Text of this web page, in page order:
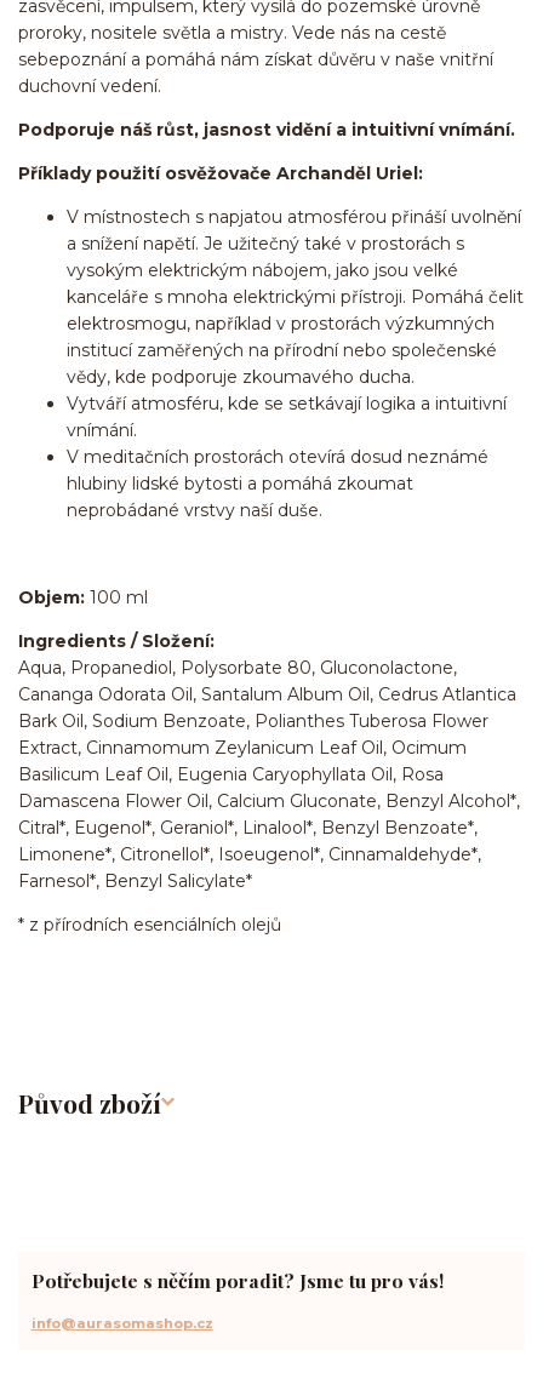
zasvěcení, impulsem, který vysílá do pozemské úrovně
proroky, nositele světla a mistry. Vede nás na cestě
sebepoznání a pomáhá nám získat důvěru v naše vnitřní
duchovní vedení.
Podporuje náš růst, jasnost vidění a intuitivní vnímání.
Příklady použití osvěžovače Archanděl Uriel:
V místnostech s napjatou atmosférou přináší uvolnění
a snížení napětí. Je užitečný také v prostorách s
vysokým elektrickým nábojem, jako jsou velké
kanceláře s mnoha elektrickými přístroji. Pomáhá čelit
elektrosmogu, například v prostorách výzkumných
institucí zaměřených na přírodní nebo společenské
vědy, kde podporuje zkoumavého ducha.
Vytváří atmosféru, kde se setkávají logika a intuitivní
vnímání.
V meditačních prostorách otevírá dosud neznámé
hlubiny lidské bytosti a pomáhá zkoumat
neprobádané vrstvy naší duše.
Objem: 100 ml
Ingredients / Složení:
Aqua, Propanediol, Polysorbate 80, Gluconolactone,
Cananga Odorata Oil, Santalum Album Oil, Cedrus Atlantica
Bark Oil, Sodium Benzoate, Polianthes Tuberosa Flower
Extract, Cinnamomum Zeylanicum Leaf Oil, Ocimum
Basilicum Leaf Oil, Eugenia Caryophyllata Oil, Rosa
Damascena Flower Oil, Calcium Gluconate, Benzyl Alcohol*,
Citral*, Eugenol*, Geraniol*, Linalool*, Benzyl Benzoate*,
Limonene*, Citronellol*, Isoeugenol*, Cinnamaldehyde*,
Farnesol*, Benzyl Salicylate*
* z přírodních esenciálních olejů
Původ zboží
Potřebujete s něčím poradit? Jsme tu pro vás!
info@aurasomashop.cz